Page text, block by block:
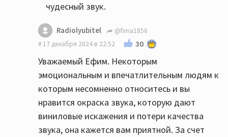
чудесный звук.
Radiolyubitel
@fima1856
17 декабря 2024 в 22:52
30
Уважаемый Ефим. Некоторым
эмоциональным и впечатлительным людям к
которым несомненно относитесь и вы
нравится окраска звука, которую дают
виниловые искажения и потери качества
звука, она кажется вам приятной. За счет